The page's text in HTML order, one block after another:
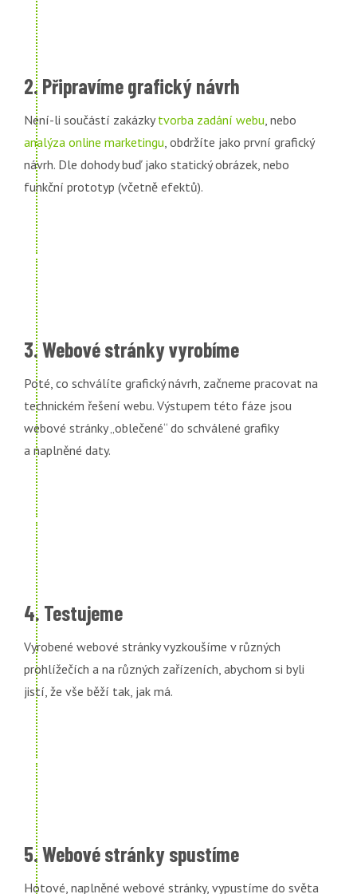
2. Připravíme grafický návrh
Není-li součástí zakázkytvorba zadání webu, nebo
analýza online marketingu, obdržíte jako první grafický
návrh. Dle dohody buď jako statický obrázek, nebo
funkční prototyp (včetně efektů).
3. Webové stránky vyrobíme
Poté, co schválíte grafický návrh, začneme pracovat na
technickém řešení webu. Výstupem této fáze jsou
webové stránky „oblečené“ do schválené grafiky
a naplněné daty.
4. Testujeme
Vyrobené webové stránky vyzkoušíme v různých
prohlížečích a na různých zařízeních, abychom si byli
jistí, že vše běží tak, jak má.
5. Webové stránky spustíme
Hotové, naplněné webové stránky, vypustíme do světa